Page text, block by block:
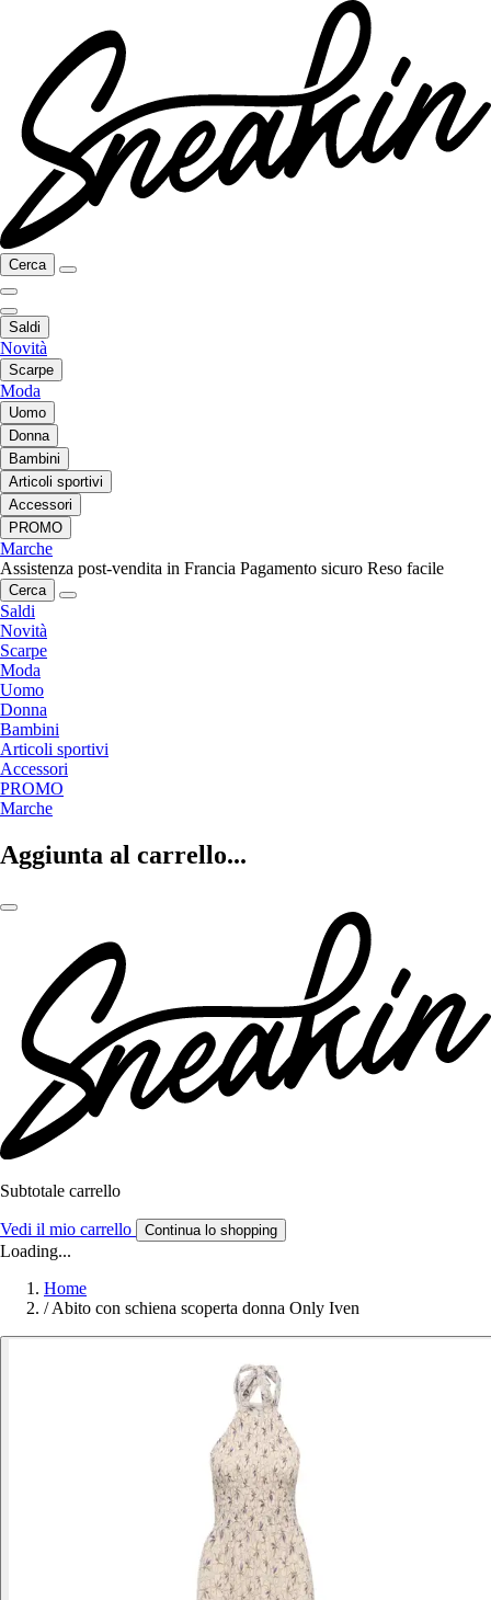
Cerca
Saldi
Novità
Scarpe
Moda
Uomo
Donna
Bambini
Articoli sportivi
Accessori
PROMO
Marche
Assistenza post-vendita in Francia Pagamento sicuro Reso facile
Cerca
Saldi
Novità
Scarpe
Moda
Uomo
Donna
Bambini
Articoli sportivi
Accessori
PROMO
Marche
Aggiunta al carrello...
Subtotale carrello
Vedi il mio carrello Continua lo shopping
Loading...
Home
/ Abito con schiena scoperta donna Only Iven